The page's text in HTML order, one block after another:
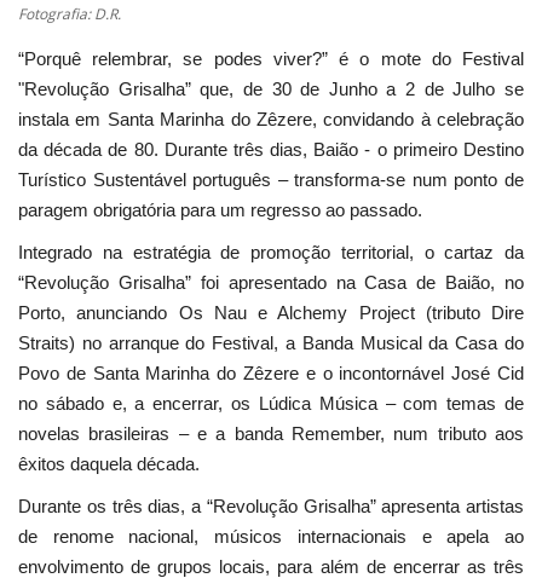
Fotografia: D.R.
“Porquê relembrar, se podes viver?” é o mote do Festival
"Revolução Grisalha” que, de 30 de Junho a 2 de Julho se
instala em Santa Marinha do Zêzere, convidando à celebração
da década de 80. Durante três dias, Baião - o primeiro Destino
Turístico Sustentável português – transforma-se num ponto de
paragem obrigatória para um regresso ao passado.
Integrado na estratégia de promoção territorial, o cartaz da
“Revolução Grisalha” foi apresentado na Casa de Baião, no
Porto, anunciando Os Nau e Alchemy Project (tributo Dire
Straits) no arranque do Festival, a Banda Musical da Casa do
Povo de Santa Marinha do Zêzere e o incontornável José Cid
no sábado e, a encerrar, os Lúdica Música – com temas de
novelas brasileiras – e a banda Remember, num tributo aos
êxitos daquela década.
Durante os três dias, a “Revolução Grisalha” apresenta artistas
de renome nacional, músicos internacionais e apela ao
envolvimento de grupos locais, para além de encerrar as três